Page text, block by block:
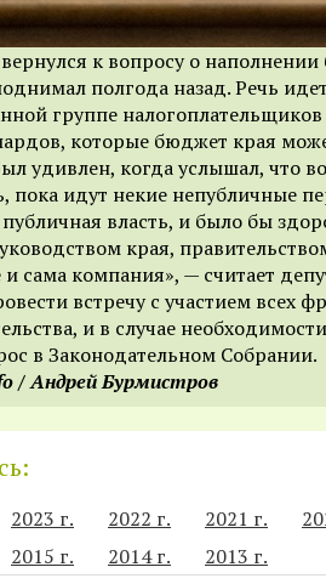
вернулся к вопросу о
полгода назад. Речь
группе налогоплательщиков
которые бюджет края
удивлен, когда услышал, что
пока идут некие непубличные
власть, и было бы
края,
сама компания», — считает
встречу с участием всех
и в случае необходимости
в Законодательном Собрании.
/ Андрей Бурмистров
2023 г. 2022 г. 2021 г.
2015 г. 2014 г. 2013 г.